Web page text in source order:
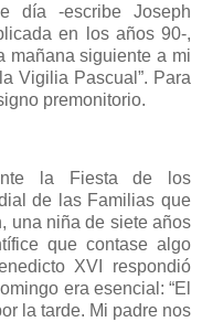
día -escribe Joseph
en los años 90-,
mañana siguiente a mi
Vigilia Pascual”. Para
premonitorio.
la Fiesta de los
de las Familias que
una niña de siete años
que contase algo
XVI respondió
era esencial: “El
la tarde. Mi padre nos